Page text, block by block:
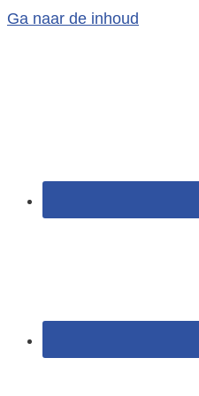
Ga naar de inhoud